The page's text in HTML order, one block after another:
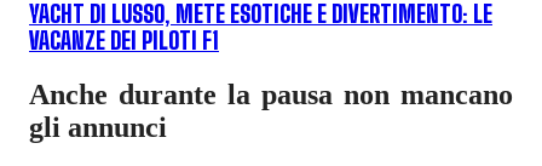
YACHT DI LUSSO, METE ESOTICHE E DIVERTIMENTO: LE
VACANZE DEI PILOTI F1
Anche durante la pausa non mancano
gli annunci